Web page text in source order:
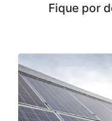
Fique por